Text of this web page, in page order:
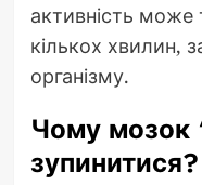
активність може
кількох хвилин,
організму.
Чому мозок
зупинитися?